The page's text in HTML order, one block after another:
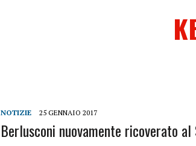
NOTIZIE 25 GENNAIO 2017
Berlusconi nuovamente ricoverato al